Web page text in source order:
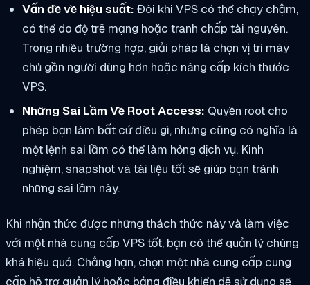
Vấn đề về hiệu suất: Đôi khi VPS có thể chạy chậm,
có thể do độ trễ mạng hoặc tranh chấp tài nguyên.
Trong nhiều trường hợp, giải pháp là chọn vị trí máy
chủ gần người dùng hơn hoặc nâng cấp kích thước
VPS.
Những Sai Lầm Về Root Access: Quyền root cho
phép bạn làm bất cứ điều gì, nhưng cũng có nghĩa là
một lệnh sai lầm có thể làm hỏng dịch vụ. Kinh
nghiệm, snapshot và tài liệu tốt sẽ giúp bạn tránh
những sai lầm này.
Khi nhận thức được những thách thức này và làm việc
với một nhà cung cấp VPS tốt, bạn có thể quản lý chúng
khá hiệu quả. Chẳng hạn, chọn một nhà cung cấp cung
cấp hỗ trợ quản lý hoặc bảng điều khiển dễ sử dụng sẽ